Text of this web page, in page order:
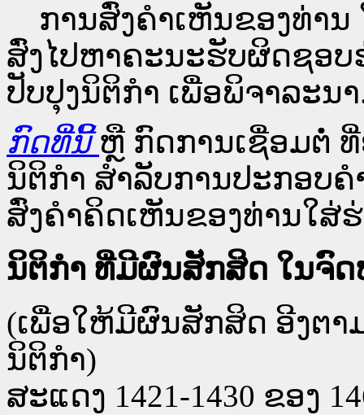
ການສົ່ງຄໍາເຫັນຂອງທ່ານ
ສົ່ງໄປຫາຄະນະຮັບຜິດຊອບ
ປັບປຸງນິຕິກຳ ເພື່ອພິຈາລະນ
ກົດທີ່ນີ້ ຫຼື ກົດການເຊື່ອມຕໍ່ ທີ່
ນິຕິກໍາ ສໍາລັບການປະກອບ
ສົ່ງຄຳຄິດເຫັນຂອງທ່ານໃສ່
ນິຕິກໍາ ທີ່ມີຜົນສັກສິດ ໃນຈົ
(ເພື່ອໃຫ້ມີຜົນສັກສິດ ອີງຕ
ນິຕິກໍາ)
ສະແດງ 1421-1430 ຂອງ